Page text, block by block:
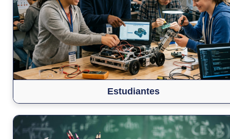
Estudiantes